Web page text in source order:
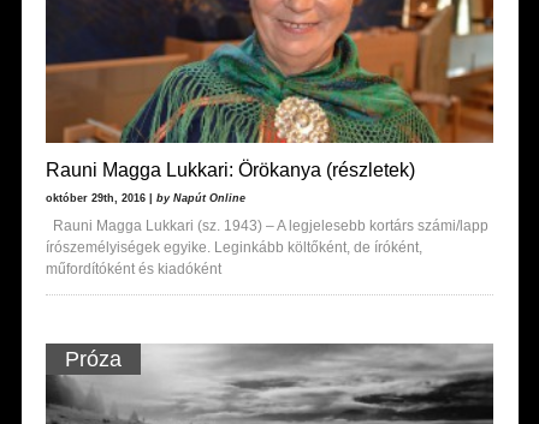
Rauni Magga Lukkari: Örökanya (részletek)
október 29th, 2016 | by Napút Online
Rauni Magga Lukkari (sz. 1943) – A legjelesebb kortárs számi/lapp
írószemélyiségek egyike. Leginkább költőként, de íróként,
műfordítóként és kiadóként
Próza